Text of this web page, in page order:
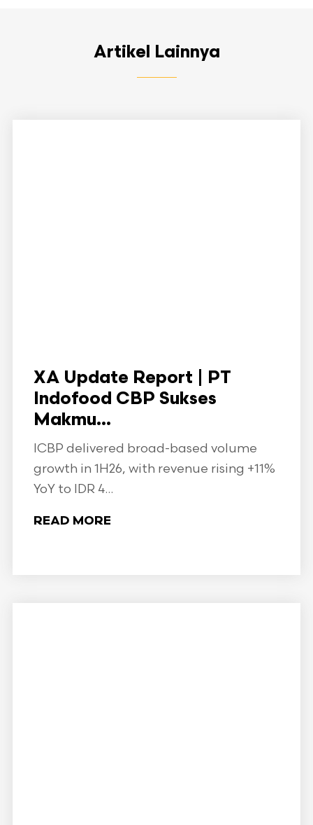
Artikel Lainnya
XA Update Report | PT
Indofood CBP Sukses
Makmu...
ICBP delivered broad-based volume
growth in 1H26, with revenue rising +11%
YoY to IDR 4...
READ MORE